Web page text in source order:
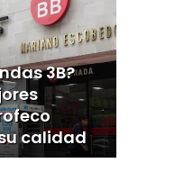
3B?
calidad